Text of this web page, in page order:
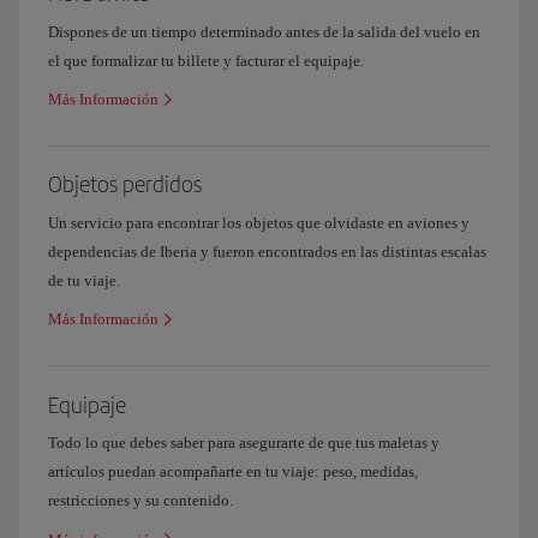
En el Nivel -2, está la estación de metro y cercanías.
del Aeropuerto
Dispones de un tiempo determinado antes de la salida del vuelo en
el que formalizar tu billete y facturar el equipaje.
Más Información
Objetos perdidos
Un servicio para encontrar los objetos que olvidaste en aviones y
dependencias de Iberia y fueron encontrados en las distintas escalas
de tu viaje.
Más Información
Equipaje
Todo lo que debes saber para asegurarte de que tus maletas y
artículos puedan acompañarte en tu viaje: peso, medidas,
restricciones y su contenido.